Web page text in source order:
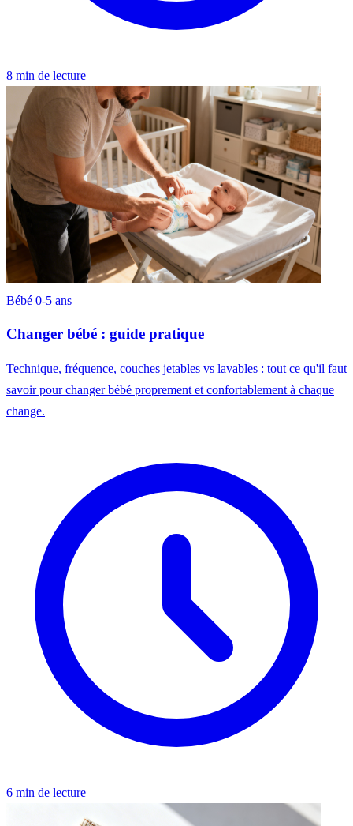
8 min de lecture
Bébé 0-5 ans
Changer bébé : guide pratique
Technique, fréquence, couches jetables vs lavables : tout ce qu'il faut
savoir pour changer bébé proprement et confortablement à chaque
change.
6 min de lecture